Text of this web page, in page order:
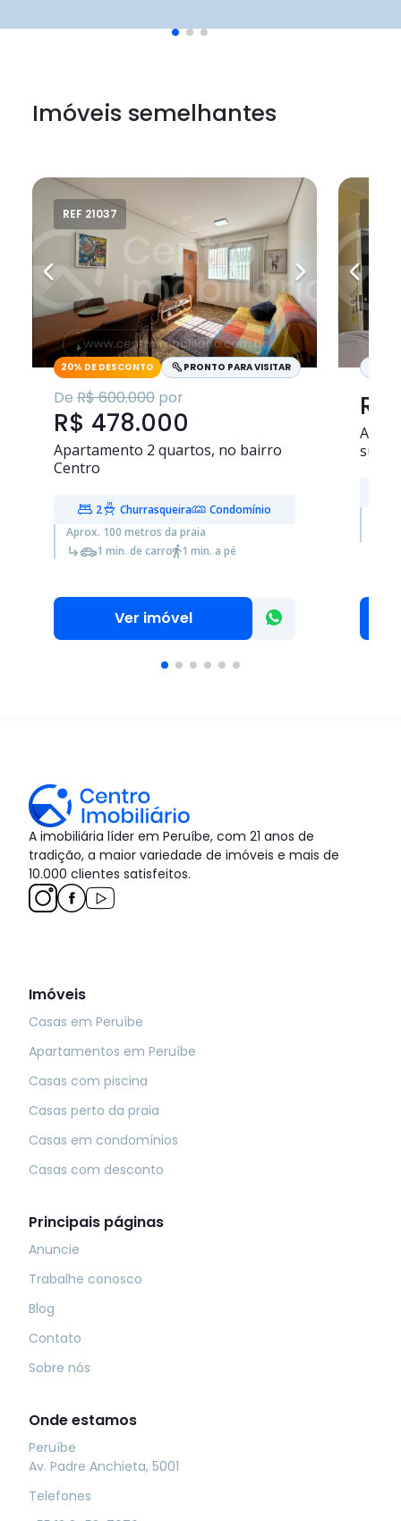
Imóveis semelhantes
REF 21037
PRONTO PARA VISITAR
20% DE DESCONTO
De R$ 600.000 por
R$ 478.000
Apartamento 2 quartos, no bairro
Centro
2 Churrasqueira
Condomínio
Aprox. 100 metros da praia
1 min. de carro
1 min. a pé
Ver imóvel
suíte
A imobiliária líder em Peruíbe, com 21 anos de
tradição, a maior variedade de imóveis e mais de
10.000 clientes satisfeitos.
Imóveis
Casas em Peruíbe
Apartamentos em Peruíbe
Casas com piscina
Casas perto da praia
Casas em condomínios
Casas com desconto
Principais páginas
Anuncie
Trabalhe conosco
Blog
Contato
Sobre nós
Onde estamos
Peruíbe
Av. Padre Anchieta, 5001
Telefones